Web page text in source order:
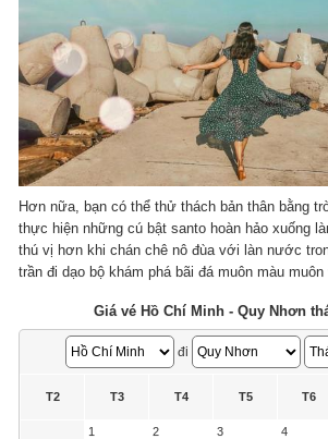
Hơn nữa, bạn có thể thử thách bản thân bằng
thực hiện những cú bật santo hoàn hảo xuống
thú vị hơn khi chán chê nô đùa với làn nước
trần đi dạo bộ khám phá bãi đá muôn màu muôn
Giá vé Hồ Chí Minh - Quy Nhơn
đi
T2 T3 T4 T5 T6
1 2 3 4